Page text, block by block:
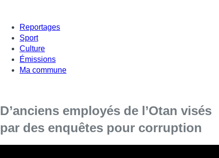
Reportages
Sport
Culture
Émissions
Ma commune
D’anciens employés de l’Otan visés
par des enquêtes pour corruption